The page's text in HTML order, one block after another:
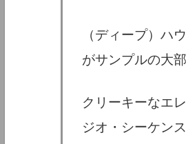
（ディープ）ハ
がサンプルの大
クリーキーなエ
ジオ・シーケン